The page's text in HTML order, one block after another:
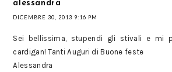
alessandra
DICEMBRE 30, 2013 9:16 PM
Sei bellissima, stupendi gli stivali e mi
cardigan! Tanti Auguri di Buone feste
Alessandra